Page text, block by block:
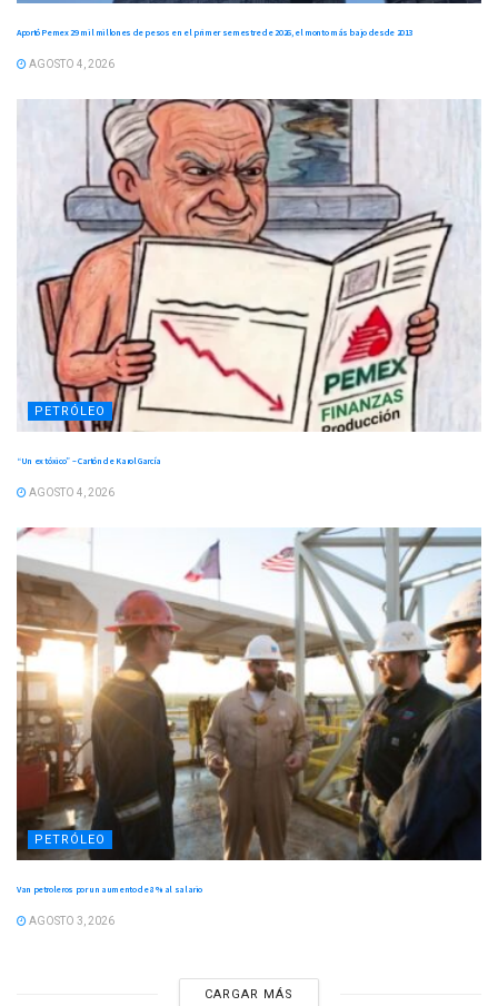
Aportó Pemex 29 mil millones de pesos en el primer semestre de 2026, el monto más bajo desde 2013
AGOSTO 4, 2026
PETRÓLEO
“Un ex tóxico” – Cartón de Karol García
AGOSTO 4, 2026
PETRÓLEO
Van petroleros por un aumento de 8 % al salario
AGOSTO 3, 2026
CARGAR MÁS